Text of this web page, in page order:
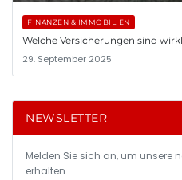
FINANZEN & IMMOBILIEN
Welche Versicherungen sind
29. September 2025
NEWSLETTER
Melden Sie sich an, um unsere
erhalten.